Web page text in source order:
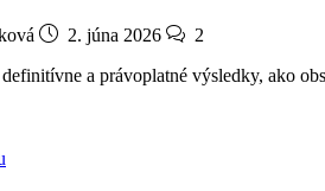
2. júna 2026
2
a právoplatné výsledky, ako